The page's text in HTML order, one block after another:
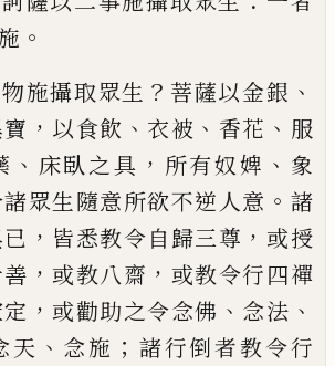
。
施攝取眾生 ？ 菩薩以金銀 、
， 以食飲 、 衣被 、 香花 、 服
、 床臥之具 ， 所有奴婢 、 象
眾生隨意所欲不逆人意 。 諸
， 皆悉教令自歸三尊 ， 或授
， 或教八齋 ， 或教令行四禪
， 或勸助之令念佛 、 念法 、
天 、 念施 ； 諸行倒者教令行